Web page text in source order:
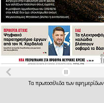
Τα πρωτοσέλιδατων εφημερίδων